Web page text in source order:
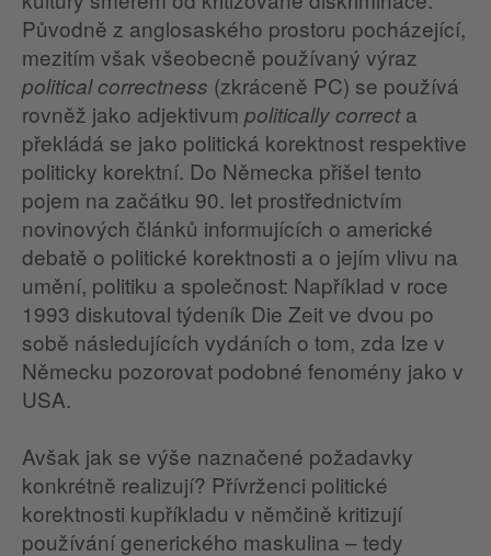
Původně z anglosaského prostoru pocházející,
mezitím však všeobecně používaný výraz
political correctness (zkráceně PC) se používá
rovněž jako adjektivum politically correcta
překládá se jako politická korektnost respektive
politicky korektní. Do Německa přišel tento
pojem na začátku 90. let prostřednictvím
novinových článků informujících o americké
debatě o politické korektnosti a o jejím vlivu na
umění, politiku a společnost: Například v roce
1993 diskutoval týdeník Die Zeit ve dvou po
sobě následujících vydáních o tom, zda lze v
Německu pozorovat podobné fenomény jako v
USA.
Avšak jak se výše naznačené požadavky
konkrétně realizují? Přívrženci politické
korektnosti kupříkladu v němčině kritizují
používání generického maskulina – tedy